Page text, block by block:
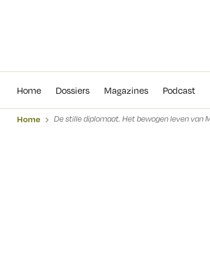
Home Dossiers Magazines Podcast
Home De stille diplomaat. Het bewogen leven van